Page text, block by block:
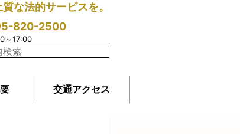
な法的サービスを。
820-2500
～17:00
交通アクセス